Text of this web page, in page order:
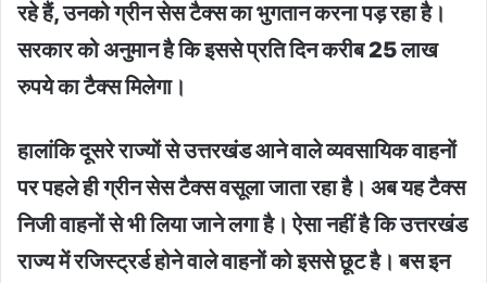
रहे हैं, उनको ग्रीन सेस टैक्स का भुगतान करना पड़ रहा है।
सरकार को अनुमान है कि इससे प्रति दिन करीब 25 लाख
रुपये का टैक्स मिलेगा।
हालांकि दूसरे राज्यों से उत्तरखंड आने वाले व्यवसायिक वाहनों
पर पहले ही ग्रीन सेस टैक्स वसूला जाता रहा है। अब यह टैक्स
निजी वाहनों से भी लिया जाने लगा है। ऐसा नहीं है कि उत्तरखंड
राज्य में रजिस्ट्रर्ड होने वाले वाहनों को इससे छूट है। बस इन